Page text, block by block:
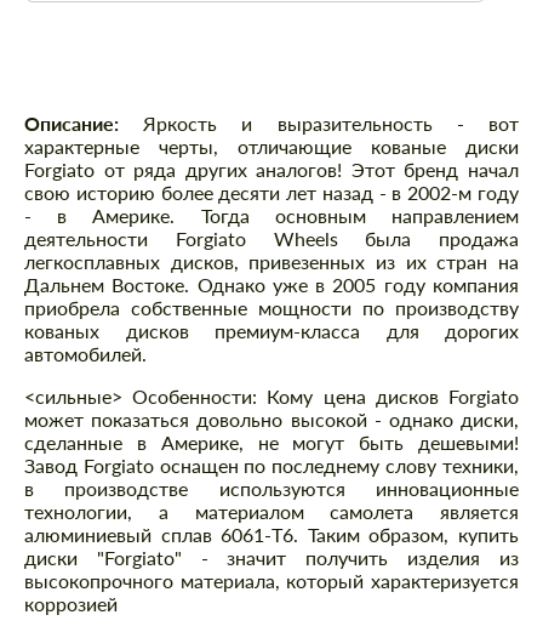
Описание
Описание: Яркость и выразительность - вот
характерные черты, отличающие кованые диски
Forgiato от ряда других аналогов! Этот бренд начал
свою историю более десяти лет назад - в 2002-м году
- в Америке. Тогда основным направлением
деятельности Forgiato Wheels была продажа
легкосплавных дисков, привезенных из их стран на
Дальнем Востоке. Однако уже в 2005 году компания
приобрела собственные мощности по производству
кованых дисков премиум-класса для дорогих
автомобилей.
<сильные> Особенности: Кому цена дисков Forgiato
может показаться довольно высокой - однако диски,
сделанные в Америке, не могут быть дешевыми!
Завод Forgiato оснащен по последнему слову техники,
в производстве используются инновационные
технологии, а материалом самолета является
алюминиевый сплав 6061-T6. Таким образом, купить
диски "Forgiato" - значит получить изделия из
высокопрочного материала, который характеризуется
коррозией